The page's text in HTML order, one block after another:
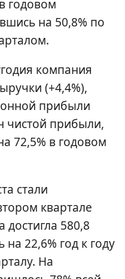
годовом
на 50,8% по
компания
(+4,4%),
прибыли
чистой прибыли,
72,5% в годовом
стали
квартале
580,8
22,6% год к году
На